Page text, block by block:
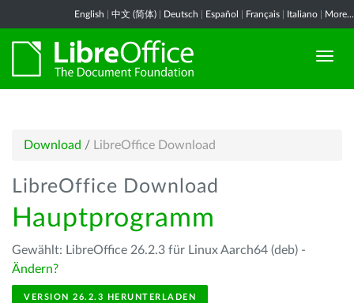
English 中文 (简体) Deutsch Español Français Italiano More...
Download / LibreOffice Download
LibreOffice Download
Hauptprogramm
Gewählt: LibreOffice 26.2.3 für Linux Aarch64 (deb) -
Ändern?
VERSION 26.2.3 HERUNTERLADEN